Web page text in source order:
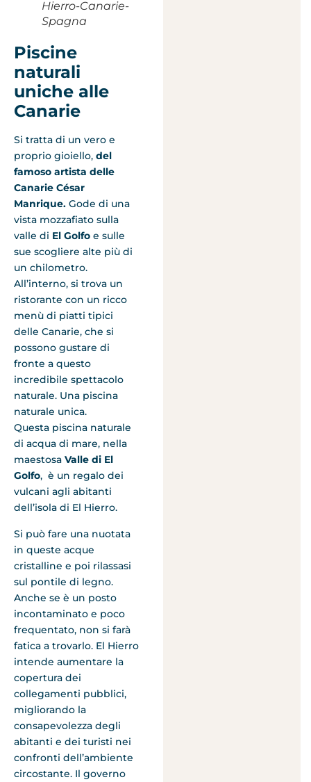
Hierro-Canarie-
Spagna
Piscine
naturali
uniche alle
Canarie
Si tratta di un vero e
proprio gioiello, del
famoso artista delle
Canarie César
Manrique. Gode di una
vista mozzafiato sulla
valle di El Golfo e sulle
sue scogliere alte più di
un chilometro.
All’interno, si trova un
ristorante con un ricco
menù di piatti tipici
delle Canarie, che si
possono gustare di
fronte a questo
incredibile spettacolo
naturale. Una piscina
naturale unica.
Questa piscina naturale
di acqua di mare, nella
maestosa Valle di El
Golfo, è un regalo dei
vulcani agli abitanti
dell’isola di El Hierro.
Si può fare una nuotata
in queste acque
cristalline e poi rilassasi
sul pontile di legno.
Anche se è un posto
incontaminato e poco
frequentato, non si farà
fatica a trovarlo. El Hierro
intende aumentare la
copertura dei
collegamenti pubblici,
migliorando la
consapevolezza degli
abitanti e dei turisti nei
confronti dell’ambiente
circostante. Il governo